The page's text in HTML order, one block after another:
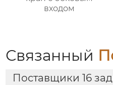
входом
Связанный
Поставщики 16